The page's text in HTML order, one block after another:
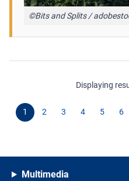
©Bits and Splits /
Displaying
1 2 3 4 5 6
Multimedia